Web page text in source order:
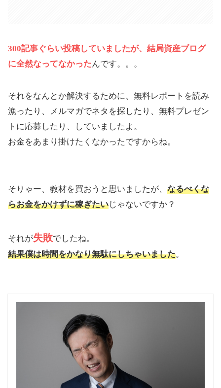
300記事ぐらい投稿していましたが、結局資産ブログ
に全然なってなかったんです。。。
それをなんとか解決するために、無料レポートを読み
漁ったり、メルマガでネタを探したり、無料プレゼン
トに応募したり、していましたよ。
お金をあまり掛けたくなかったですからね。
そりゃー、教材を買おうと思いましたが、 なるべくな
らお金をかけずに稼ぎたいじゃないですか？
それが失敗でしたね。
結果僕は時間をかなり無駄にしちゃいました。